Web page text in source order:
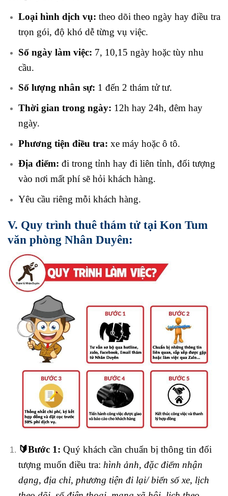
Loại hình dịch vụ: theo dõi theo ngày hay điều tra
trọn gói, độ khó dễ từng vụ việc.
Số ngày làm việc: 7, 10,15 ngày hoặc tùy nhu
cầu.
Số lượng nhân sự: 1 đến 2 thám tử tư.
Thời gian trong ngày: 12h hay 24h, đêm hay
ngày.
Phương tiện điều tra: xe máy hoặc ô tô.
Địa điểm: đi trong tỉnh hay đi liên tỉnh, đối tượng
vào nơi mất phí sẽ hỏi khách hàng.
Yêu cầu riêng mỗi khách hàng.
V. Quy trình thuê thám tử tại Kon Tum
văn phòng Nhân Duyên:
🔰Bước 1: Quý khách cần chuẩn bị thông tin đối
tượng muốn điều tra: hình ảnh, đặc điểm nhận
dạng, địa chỉ, phương tiện đi lại/ biển số xe, lịch